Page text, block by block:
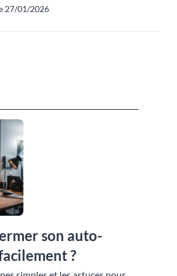
27/01/2026
son auto-
?